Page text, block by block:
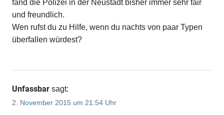
fand die Polizei in der Neustadt bisher immer sehr fair
und freundlich.
Wen rufst du zu Hilfe, wenn du nachts von paar Typen
überfallen würdest?
Unfassbar sagt:
2. November 2015 um 21:54 Uhr